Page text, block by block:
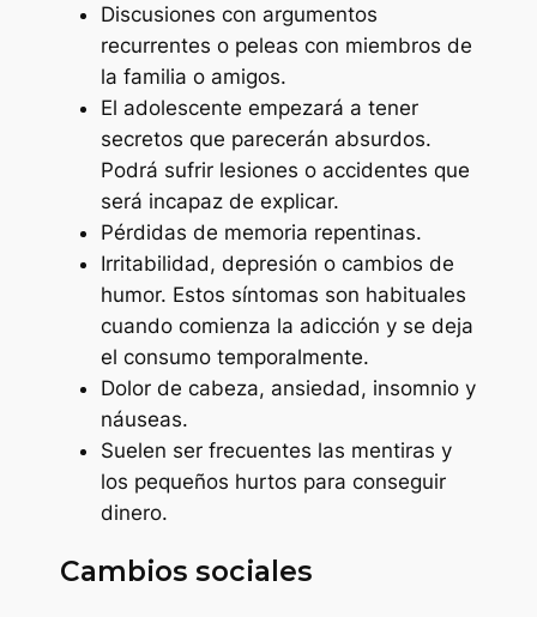
Discusiones con argumentos
recurrentes o peleas con miembros de
la familia o amigos.
El adolescente empezará a tener
secretos que parecerán absurdos.
Podrá sufrir lesiones o accidentes que
será incapaz de explicar.
Pérdidas de memoria repentinas.
Irritabilidad, depresión o cambios de
humor. Estos síntomas son habituales
cuando comienza la adicción y se deja
el consumo temporalmente.
Dolor de cabeza, ansiedad, insomnio y
náuseas.
Suelen ser frecuentes las mentiras y
los pequeños hurtos para conseguir
dinero.
Cambios sociales